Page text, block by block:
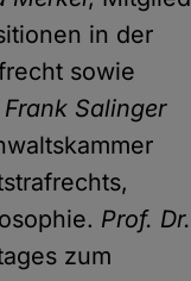
in der
sowie
Salinger
Prof. Dr.
zum